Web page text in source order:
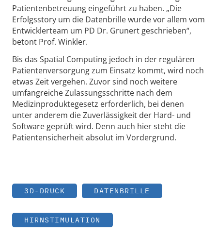
Patientenbetreuung eingeführt zu haben. „Die
Erfolgsstory um die Datenbrille wurde vor allem vom
Entwicklerteam um PD Dr. Grunert geschrieben“,
betont Prof. Winkler.
Bis das Spatial Computing jedoch in der regulären
Patientenversorgung zum Einsatz kommt, wird noch
etwas Zeit vergehen. Zuvor sind noch weitere
umfangreiche Zulassungsschritte nach dem
Medizinproduktegesetz erforderlich, bei denen
unter anderem die Zuverlässigkeit der Hard- und
Software geprüft wird. Denn auch hier steht die
Patientensicherheit absolut im Vordergrund.
3D-DRUCK DATENBRILLE
HIRNSTIMULATION